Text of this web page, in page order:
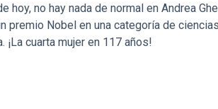
hoy, no hay nada de normal en Andrea
premio Nobel en una categoría de
¡La cuarta mujer en 117 años!